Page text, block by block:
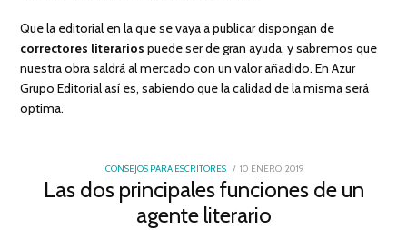
Que la editorial en la que se vaya a publicar dispongan de
correctores literarios puede ser de gran ayuda, y sabremos que
nuestra obra saldrá al mercado con un valor añadido. En Azur
Grupo Editorial así es, sabiendo que la calidad de la misma será
optima.
CONSEJOS PARA ESCRITORES
POSTED
10 ENERO, 2019
ENERO,
2019
Las dos principales funciones de un
agente literario